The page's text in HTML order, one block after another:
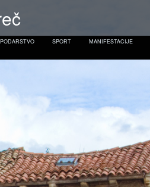
SPORT MANIFESTACIJE